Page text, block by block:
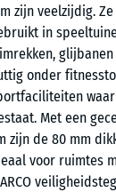
zijn veelzijdig.
in
onder
Met een
zijn de 80 mm
voor ruimtes